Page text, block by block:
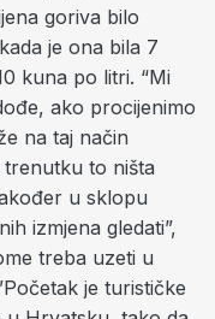
goriva bilo
je ona bila 7
kuna po litri. “Mi
ako procijenimo
na taj način
to ništa
u sklopu
izmjena gledati”,
treba uzeti u
je turističke